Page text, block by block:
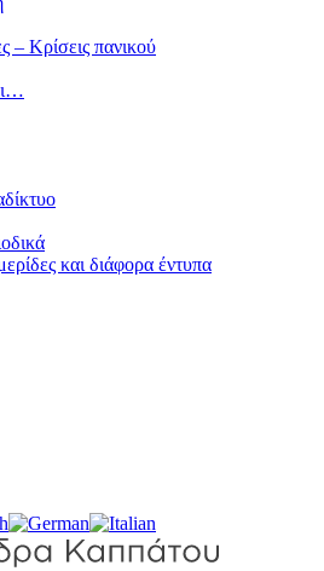
– Κρίσεις πανικού
και διάφορα έντυπα